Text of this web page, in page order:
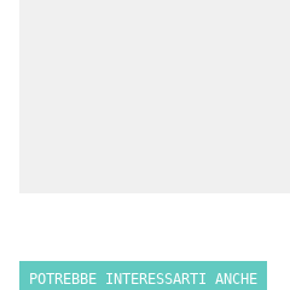
POTREBBE INTERESSARTI ANCHE